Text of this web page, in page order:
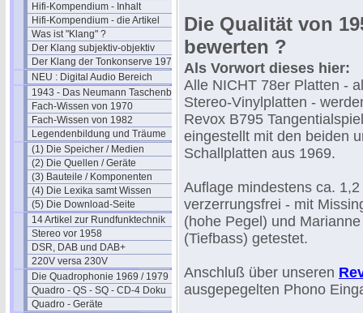
Hifi-Kompendium - Inhalt
Hifi-Kompendium - die Artikel
Was ist "Klang" ?
Der Klang subjektiv-objektiv
Der Klang der Tonkonserve 1979
NEU : Digital Audio Bereich
1943 - Das Neumann Taschenbuch
Fach-Wissen von 1970
Fach-Wissen von 1982
Legendenbildung und Träume
(1) Die Speicher / Medien
(2) Die Quellen / Geräte
(3) Bauteile / Komponenten
(4) Die Lexika samt Wissen
(5) Die Download-Seite
14 Artikel zur Rundfunktechnik
Stereo vor 1958
DSR, DAB und DAB+
220V versa 230V
Die Quadrophonie 1969 / 1979
Quadro - QS - SQ - CD-4 Doku
Quadro - Geräte
Die Qualität von
bewerten ?
Als Vorwort dieses hier:
Alle NICHT 78er Platten -
Stereo-Vinylplatten -
Revox B795
eingestellt mit den beiden
Schallplatten aus 1969.
Auflage mindestens ca.
verzerrungsfrei - mit
(hohe Pegel) und
(Tiefbass) getestet.
Anschluß über unseren
ausgepegelten Phono